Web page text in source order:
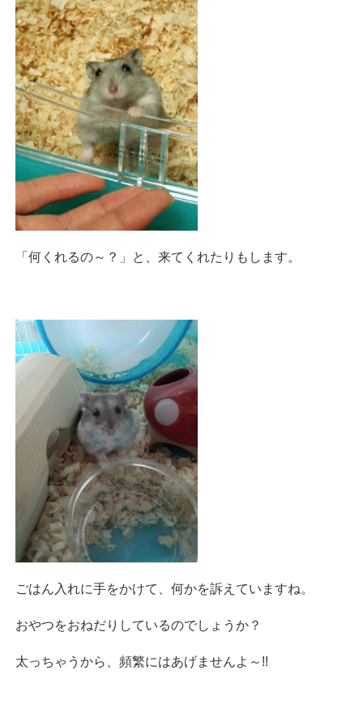
「何くれるの～？」と、来てくれたりもします。
ごはん入れに手をかけて、何かを訴えていますね。
おやつをおねだりしているのでしょうか？
太っちゃうから、頻繁にはあげませんよ～!!